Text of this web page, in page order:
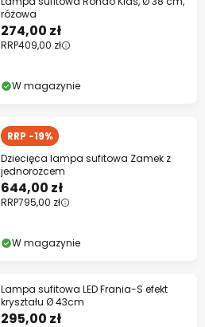
różowa
274,00 zł
RRP409,00 zł
W magazynie
RRP -19%
Dziecięca lampa sufitowa Zamek z
jednorożcem
644,00 zł
RRP795,00 zł
W magazynie
Lampa sufitowa LED Frania-S efekt
kryształu Ø 43cm
295,00 zł